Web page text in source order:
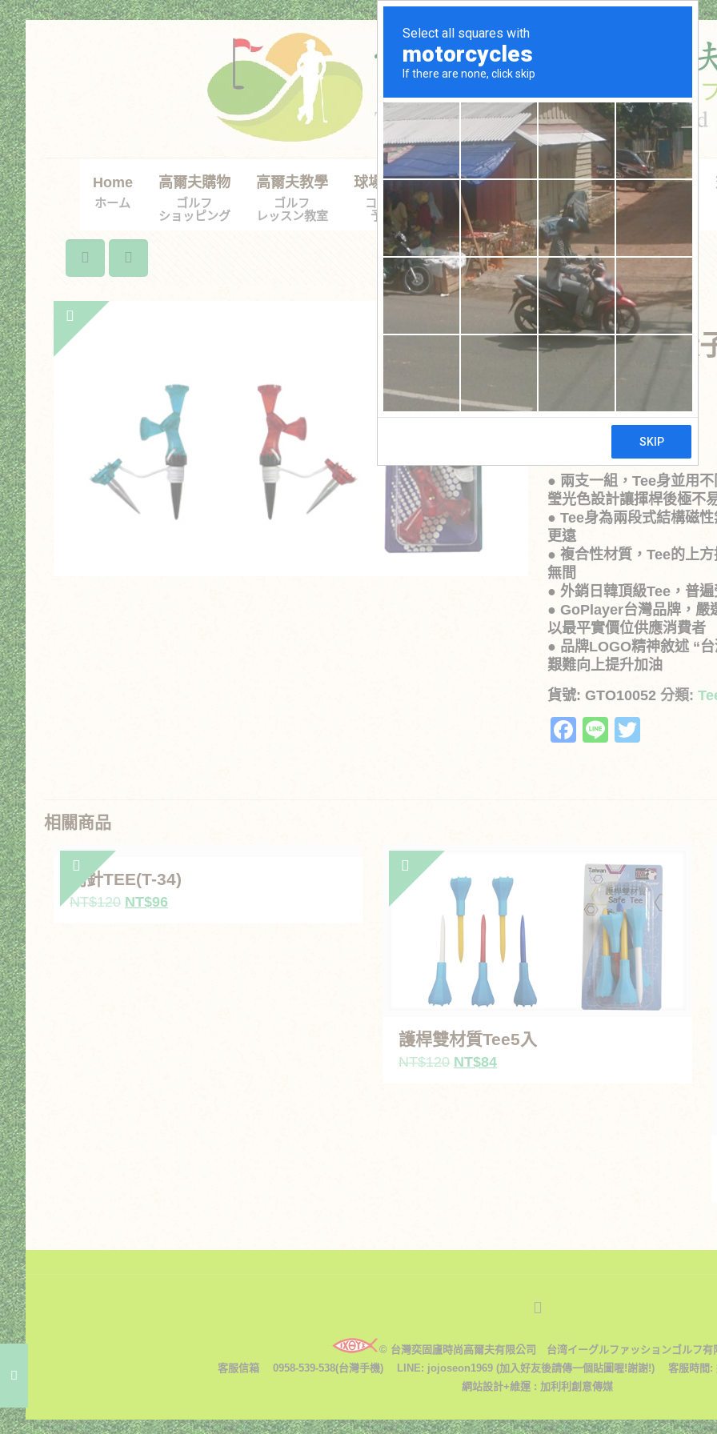
Home
ホーム
高爾夫購物
ゴルフ
ショッピング
高爾夫教學
ゴルフ
レッスン教室
球場預約
コース
予約
水晶獎盃禮品
トロフィー
賞品
球證買賣
ゴルフ場
会員権の販売
球桿出租
貸しクラブ
GP高低分段
始
格：
NT$200。
前
格
● 兩支一組，Tee身並用
瑩光色設計讓揮桿後極不
● Tee身為兩段式結構磁
更遠
● 複合性材質，Tee的上
無間
● 外銷日韓頂級Tee，普
● GoPlayer台灣品牌，嚴
以最平實價位供應消費者
● 品牌LOGO精神敘述 “
艱難向上提升加油
貨號:GTO10052 分類:
Facebook
Line
相關商品
別針TEE(T-34)
NT$120 原
NT$96目
護桿雙材質Tee5入
NT$120 原
NT$84目
© 台灣奕固廬時尚高爾夫有限公司 台湾イーグルファッションゴルフ有
客服信箱0958-539-538(台灣手機) LINE: jojoseon1969 (加入好友後請傳一個貼圖喔!謝謝!) 客服時間:
網站設計+維運 : 加利利創意傳媒